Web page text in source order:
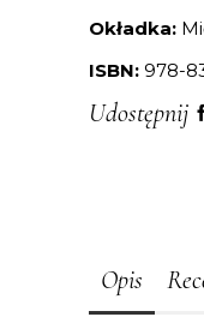
Okładka:
ISBN: 978-
Udostępnij
Opis